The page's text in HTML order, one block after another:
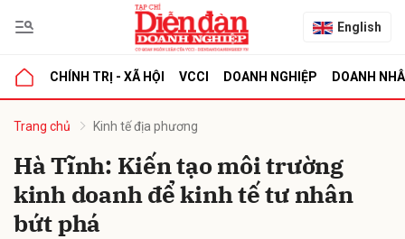
English
CHÍNH TRỊ - XÃ HỘI VCCI DOANH NGHIỆP DOANH
Trang chủ Kinh tế địa phương
Hà Tĩnh: Kiến tạo môi trường
kinh doanh để kinh tế tư nhân
bứt phá
luận